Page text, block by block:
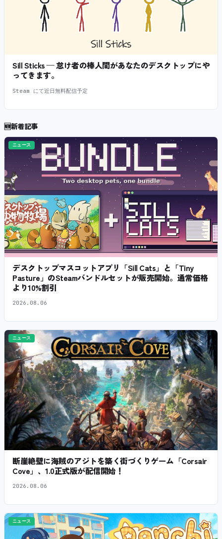
Sill Sticks — 怠け者の棒人間があなたのデスクトップにや
ってきます。
Steam にて近日無料配信予定
🆕新着記事
ニュース
デスクトップマスコットアプリ「Sill Cats」と「Tiny
Pasture」のSteamバンドルセットが販売開始。通常価格
より10%割引
2026.08.06
ニュース
断崖絶壁に海賊のアジトを築く街づくりゲーム「Corsair
Cove」、1.0正式版が配信開始！
2026.08.06
ニュース